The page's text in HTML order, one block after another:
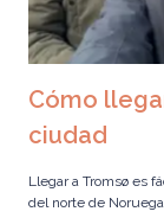
Cómo
ciudad
Llegar a Tromsø es
del norte de Noruega.